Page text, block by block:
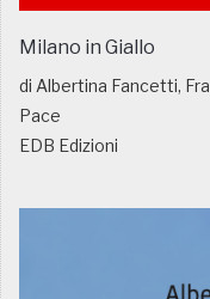
Milano in Giallo
di Albertina Fancetti,
Pace
EDB Edizioni